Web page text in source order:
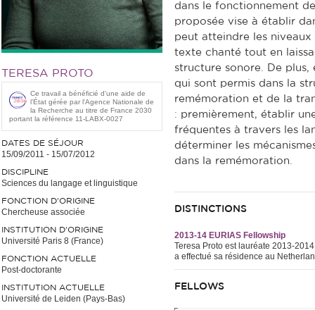
TERESA PROTO
Ce travail a bénéficié d'une aide de
l’État gérée par l'Agence Nationale de
la Recherche au titre de France 2030
portant la référence 11-LABX-0027
DATES DE SÉJOUR
15/09/2011 - 15/07/2012
DISCIPLINE
Sciences du langage et linguistique
FONCTION D’ORIGINE
Chercheuse associée
INSTITUTION D’ORIGINE
Université Paris 8 (France)
FONCTION ACTUELLE
Post-doctorante
INSTITUTION ACTUELLE
Université de Leiden (Pays-Bas)
dans le fonctionnement
proposée vise à établir
peut atteindre les niveaux
texte chanté tout en
structure sonore. De plus,
qui sont permis dans la
remémoration et de la
: premièrement, établir
fréquentes à travers les
déterminer les
dans la remémoration.
DISTINCTIONS
2013-14 EURIAS Fellowship
Teresa Proto est lauréate 2013-
a effectué sa résidence au
FELLOWS